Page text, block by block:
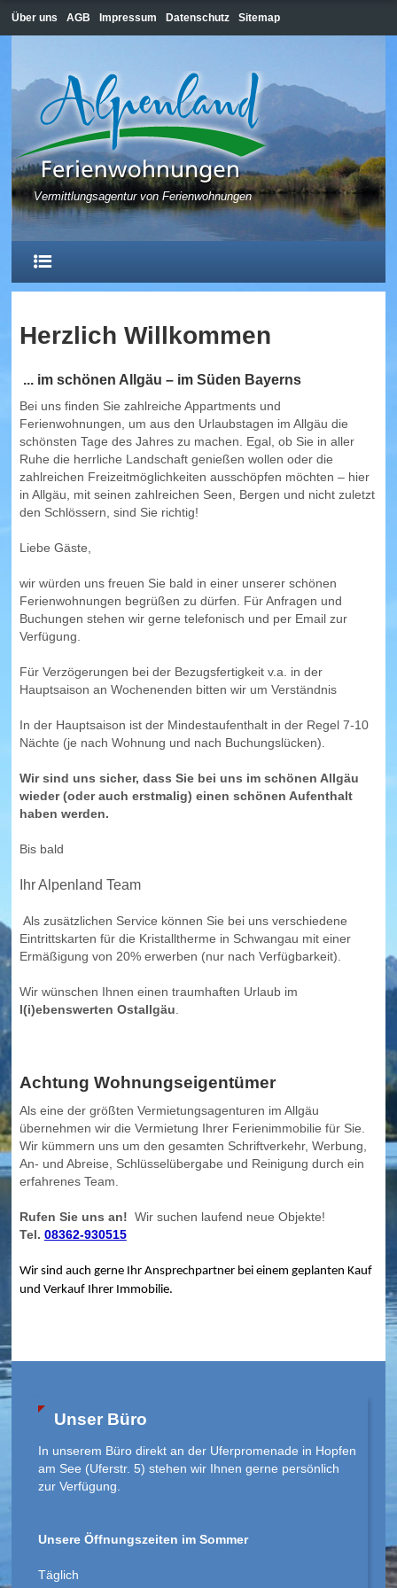
Über uns AGB Impressum Datenschutz Sitemap
Vermittlungsagentur von Ferienwohnungen
HOME
HOPFEN AM SEE
Wohnungen in Hopfen am See (Übersicht)
FÜSSEN
Wohnungen in Füssen (Übersicht)
SCHWANGAU
Wohnungen in Schwangau (Übersicht)
HOHENSCHWANGAU
PFRONTEN
Wohnungen in Pfronten (Übersicht)
Herzlich Willkommen
...im schönen Allgäu – im Süden Bayerns
Bei uns finden Sie zahlreiche Appartments und
Ferienwohnungen, um aus den Urlaubstagen im Allgäu die
schönsten Tage des Jahres zu machen. Egal, ob Sie in aller
Ruhe die herrliche Landschaft genießen wollen oder die
zahlreichen Freizeitmöglichkeiten ausschöpfen möchten – hier
in Allgäu, mit seinen zahlreichen Seen, Bergen und nicht zuletzt
den Schlössern, sind Sie richtig!
Liebe Gäste,
wir würden uns freuen Sie bald in einer unserer schönen
Ferienwohnungen begrüßen zu dürfen. Für Anfragen und
Buchungen stehen wir gerne telefonisch und per Email zur
Verfügung.
Für Verzögerungen bei der Bezugsfertigkeit v.a. in der
Hauptsaison an Wochenenden bitten wir um Verständnis
In der Hauptsaison ist der Mindestaufenthalt in der Regel 7-10
Nächte (je nach Wohnung und nach Buchungslücken).
Wir sind uns sicher, dass Sie bei uns im schönen Allgäu
wieder (oder auch erstmalig) einen schönen Aufenthalt
haben werden.
Bis bald
Ihr Alpenland Team
Als zusätzlichen Service können Sie bei uns verschiedene
Eintrittskarten für die Kristalltherme in Schwangau mit einer
Ermäßigung von 20% erwerben (nur nach Verfügbarkeit).
Wir wünschen Ihnen einen traumhaften Urlaub im
l(i)ebenswerten Ostallgäu.
Achtung Wohnungseigentümer
Als eine der größten Vermietungsagenturen im Allgäu
übernehmen wir die Vermietung Ihrer Ferienimmobilie für Sie.
Wir kümmern uns um den gesamten Schriftverkehr, Werbung,
An- und Abreise, Schlüsselübergabe und Reinigung durch ein
erfahrenes Team.
Rufen Sie uns an! Wir suchen laufend neue Objekte!
Tel. 08362-930515
Wir sind auch gerne Ihr Ansprechpartner bei einem geplanten Kauf
und Verkauf Ihrer Immobilie.
Unser Büro
In unserem Büro direkt an der Uferpromenade in Hopfen
am See (Uferstr. 5) stehen wir Ihnen gerne persönlich
zur Verfügung.
Unsere Öffnungszeiten im Sommer
Täglich